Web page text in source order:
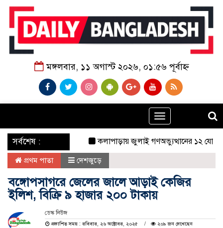
মঙ্গলবার, ১১ অগাস্ট ২০২৬, ০১:৫৬ পূর্বাহ্ন
Toggle
navigation
‌ সর্বশেষ : কলাপাড়ায় জুলাই গণঅভ্যুত্থানের ১২ যোদ্ধাকে
প্রথম পাতা দেশজুড়ে
বঙ্গোপসাগরে জেলের জালে আড়াই কেজির
ইলিশ, বিক্রি ৯ হাজার ২০০ টাকায়
ডেস্ক নিউজ
প্রকাশিত সময় : রবিবার, ২৬ অক্টোবর, ২০২৫
২০৯ জন দেখেছেন